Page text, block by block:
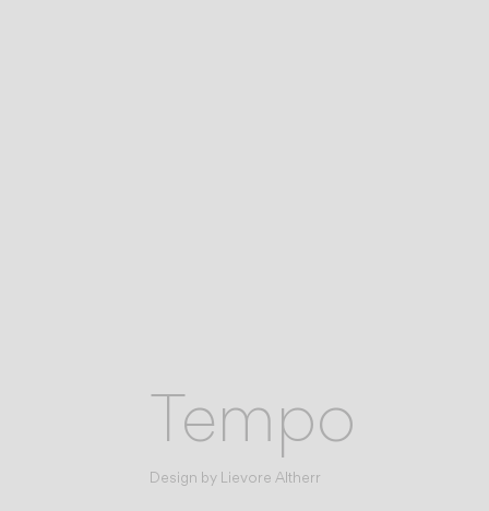
Tempo
Design by Lievore Altherr